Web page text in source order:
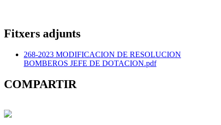
Fitxers adjunts
268-2023 MODIFICACION DE RESOLUCION
BOMBEROS JEFE DE DOTACION.pdf
COMPARTIR